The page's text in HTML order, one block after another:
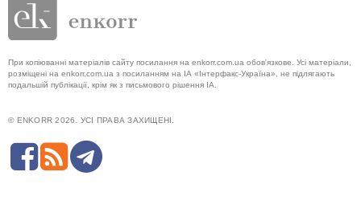
При копіюванні матеріалів сайту посилання на enkorr.com.ua обов'язкове. Усі матеріали,
розміщені на enkorr.com.ua з посиланням на ІА «Інтерфакс-Україна», не підлягають
подальшій публікації, крім як з письмового рішення ІА.
© ENKORR 2026. УСІ ПРАВА ЗАХИЩЕНІ.